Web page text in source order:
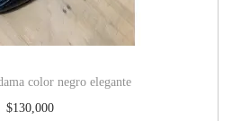
color negro elegante
$130,000